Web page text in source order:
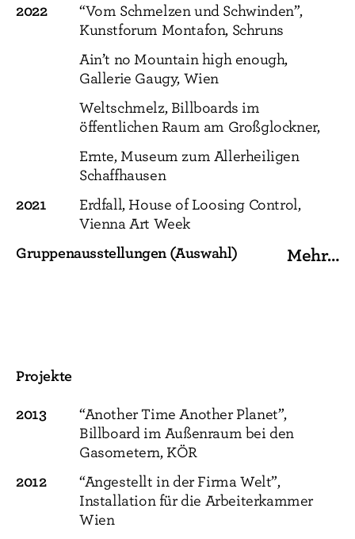
2022
“Vom Schmelzen und Schwinden”,
Kunstforum Montafon, Schruns
Ain’t no Mountain high enough,
Gallerie Gaugy, Wien
Weltschmelz, Billboards im
öffentlichen Raum am Großglockner,
Ernte, Museum zum Allerheiligen
Schaffhausen
2021
Erdfall, House of Loosing Control,
Vienna Art Week
Mehr…
Gruppenausstellungen (Auswahl)
Projekte
2013
“Another Time Another Planet”,
Billboard im Außenraum bei den
Gasometern, KÖR
2012
“Angestellt in der Firma Welt”,
Installation für die Arbeiterkammer
Wien